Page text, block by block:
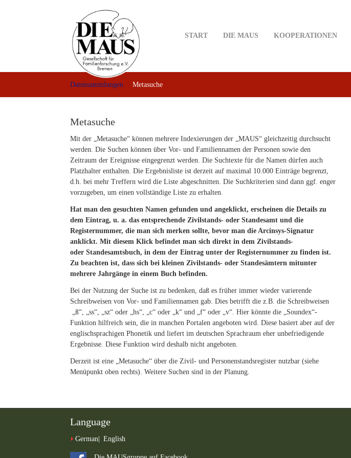
START DIE MAUS KOOPERATIONEN
Datensammlungen Metasuche
Metasuche
Mit der „Metasuche“ können mehrere Indexierungen der „MAUS“ gleichzeitig durchsucht
werden. Die Suchen können über Vor- und Familiennamen der Personen sowie den
Zeitraum der Ereignisse eingegrenzt werden. Die Suchtexte für die Namen dürfen auch
Platzhalter enthalten. Die Ergebnisliste ist derzeit auf maximal 10.000 Einträge begrenzt,
d.h. bei mehr Treffern wird die Liste abgeschnitten. Die Suchkriterien sind dann ggf. enger
vorzugeben, um einen vollständige Liste zu erhalten.
Hat man den gesuchten Namen gefunden und angeklickt, erscheinen die Details zu
dem Eintrag, u. a. das entsprechende Zivilstands- oder Standesamt und die
Registernummer, die man sich merken sollte, bevor man die Arcinsys-Signatur
anklickt. Mit diesem Klick befindet man sich direkt in dem Zivilstands-
oder Standesamtsbuch, in dem der Eintrag unter der Registernummer zu finden ist.
Zu beachten ist, dass sich bei kleinen Zivilstands- oder Standesämtern mitunter
mehrere Jahrgänge in einem Buch befinden.
Bei der Nutzung der Suche ist zu bedenken, daß es früher immer wieder varierende
Schreibweisen von Vor- und Familiennamen gab. Dies betrifft die z.B. die Schreibweisen
„ß“, „ss“, „sz“ oder „hs“, „c“ oder „k“ und „f“ oder „v“. Hier könnte die „Soundex“-
Funktion hilfreich sein, die in manchen Portalen angeboten wird. Diese basiert aber auf der
englischsprachigen Phonetik und liefert im deutschen Sprachraum eher unbefriedigende
Ergebnisse. Diese Funktion wird deshalb nicht angeboten.
Derzeit ist eine „Metasuche“ über die Zivil- und Personenstandsregister nutzbar (siehe
Menüpunkt oben rechts). Weitere Suchen sind in der Planung.
Language
German English